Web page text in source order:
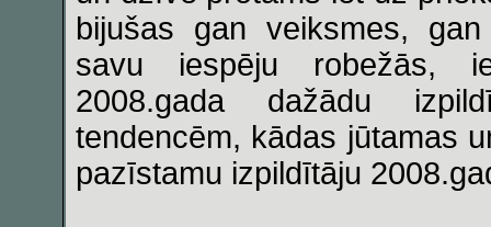
bijušas gan veiksmes,
savu iespēju robežās,
2008.gada dažādu
tendencēm, kādas jūtamas
pazīstamu izpildītāju